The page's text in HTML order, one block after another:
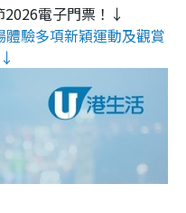
電子門票！↓
驗多項新穎運動及觀賞